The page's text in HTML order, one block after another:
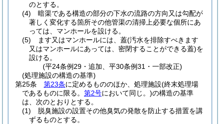
のとする。
(4)
暗渠である構造の部分の下水の流路の方向又は勾配が
著しく変化する箇所その他管渠の清掃上必要な個所にあ
っては、マンホールを設ける。
(5)
ます又はマンホールには、蓋(汚水を排除すべきます
又はマンホールにあっては、密閉することができる蓋)を
設ける。
(平24条例29・追加、平30条例31・一部改正)
(処理施設の構造の基準)
第25条
第23条に定めるもののほか、処理施設(終末処理場
であるものに限る。 第2号において同じ。)の構造の基準
は、次のとおりとする。
(1)
脱臭施設の設置その他臭気の発散を防止する措置を講
ずるものとする。